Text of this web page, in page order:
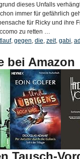
dieses Unfalls
immer für gefährlich
für Ricky und ihre
zu retten …
, gegen, die, zeit, gabi,
bei Amazon
Tausch-